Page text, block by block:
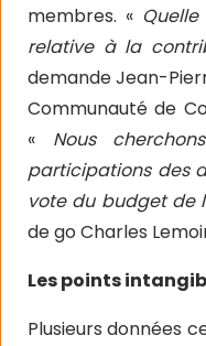
membres. «
relative à la
demande Jean-
Communauté de
« Nous
participations des
vote du budget de
de go Charles
Les points
Plusieurs données